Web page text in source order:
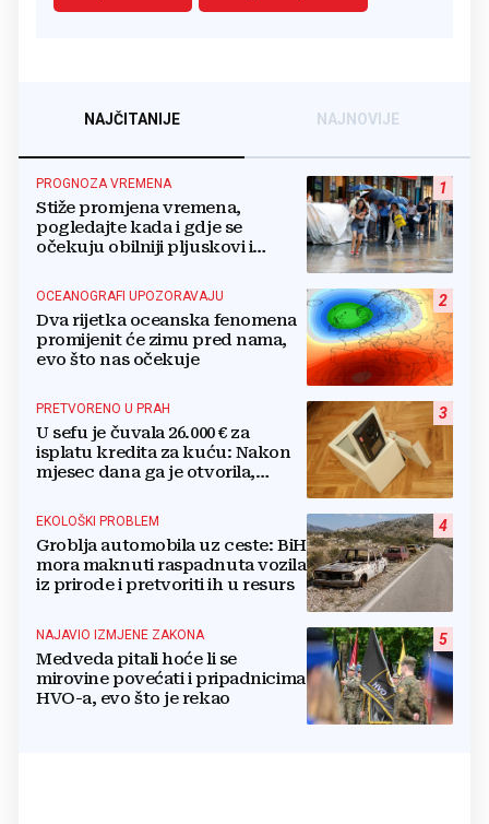
NAJČITANIJE NAJNOVIJE
1
PROGNOZA VREMENA
Stiže promjena vremena,
pogledajte kada i gdje se
očekuju obilniji pljuskovi i
2
OCEANOGRAFI UPOZORAVAJU
Dva rijetka oceanska fenomena
promijenit će zimu pred nama,
evo što nas očekuje
3
PRETVORENO U PRAH
U sefu je čuvala 26.000 € za
isplatu kredita za kuću: Nakon
mjesec dana ga je otvorila,
4
EKOLOŠKI PROBLEM
Groblja automobila uz ceste: BiH
mora maknuti raspadnuta vozila
iz prirode i pretvoriti ih u resurs
5
NAJAVIO IZMJENE ZAKONA
Medveda pitali hoće li se
mirovine povećati i pripadnicima
HVO-a, evo što je rekao